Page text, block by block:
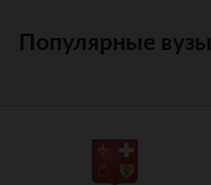
Популярные вузы